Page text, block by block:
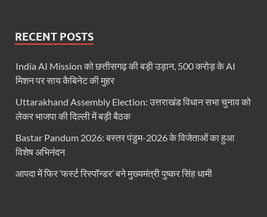
Navneet Sehgal Resignation: प्रसार भारती के
Lok Sabha 5G Service: चित्तौडगढ़ सांसद सीपी जोशी ने
Chhattisgarh Naxal Operation: मुख्यमंत्री विष्णु देव
President Putin Delhi Visit: रूसी राष्ट्रपति Putin
PM Kisan Yojana: पीएम-किसान योजना के अंतर्गत
RECENT POSTS
India AI Mission को छत्तीसगढ़ की बड़ी उड़ान, 500 करोड़ के AI
मिशन पर साय कैबिनेट की मुहर
Uttarakhand Assembly Election: उत्तराखंड विधान सभा चुनाव को
लेकर भाजपा की दिल्ली में बड़ी बैठक
Bastar Pandum 2026: बस्तर पंडुम-2026 के विजेताओं का हुआ
विशेष अभिनंदन
आपदा में फिर ‘फर्स्ट रिस्पॉन्डर’ बने मुख्यमंत्री पुष्कर सिंह धामी